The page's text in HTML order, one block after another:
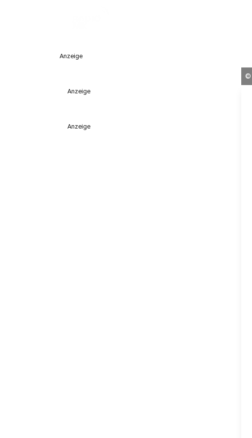
Anzeige
Anzeige
Anzeige
©